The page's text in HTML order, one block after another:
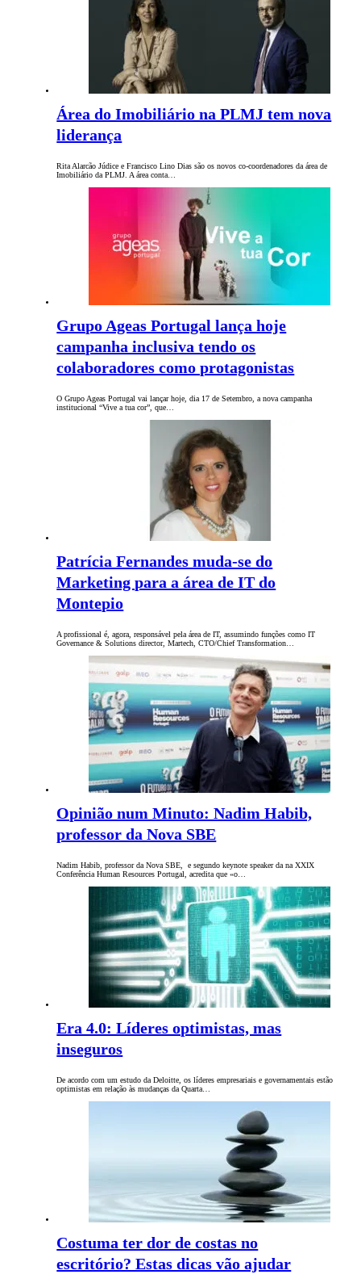
Área do Imobiliário na PLMJ tem nova
liderança
Rita Alarcão Júdice e Francisco Lino Dias são os novos co-coordenadores da área de
Imobiliário da PLMJ. A área conta…
Grupo Ageas Portugal lança hoje
campanha inclusiva tendo os
colaboradores como protagonistas
O Grupo Ageas Portugal vai lançar hoje, dia 17 de Setembro, a nova campanha
institucional “Vive a tua cor”, que…
Patrícia Fernandes muda-se do
Marketing para a área de IT do
Montepio
A profissional é, agora, responsável pela área de IT, assumindo funções como IT
Governance & Solutions director, Martech, CTO/Chief Transformation…
Opinião num Minuto: Nadim Habib,
professor da Nova SBE
Nadim Habib, professor da Nova SBE, e segundo keynote speaker da na XXIX
Conferência Human Resources Portugal, acredita que «o…
Era 4.0: Líderes optimistas, mas
inseguros
De acordo com um estudo da Deloitte, os líderes empresariais e governamentais estão
optimistas em relação às mudanças da Quarta…
Costuma ter dor de costas no
escritório? Estas dicas vão ajudar